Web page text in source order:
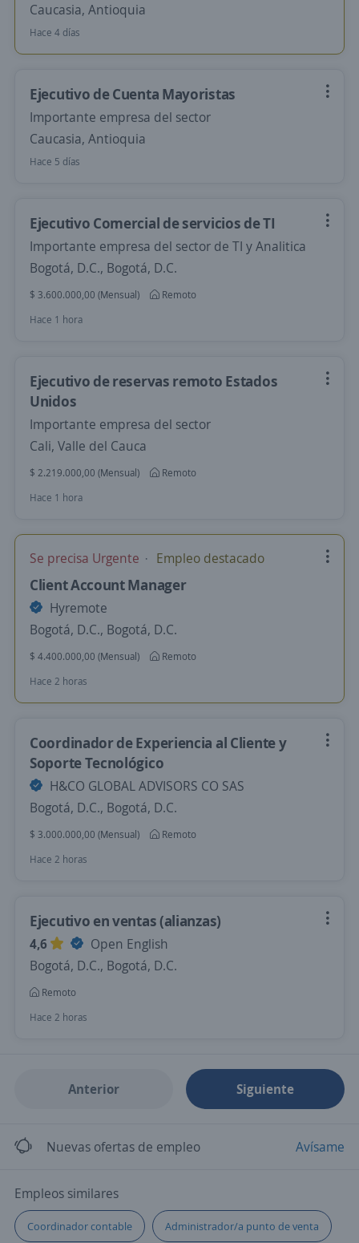
Caucasia, Antioquia
Hace 4 días
Ejecutivo de Cuenta Mayoristas
Importante empresa del sector
Caucasia, Antioquia
Hace 5 días
Ejecutivo Comercial de servicios de TI
Importante empresa del sector de TI y Analitica
Bogotá, D.C., Bogotá, D.C.
$ 3.600.000,00 (Mensual)
Remoto
Hace 1 hora
Ejecutivo de reservas remoto Estados
Unidos
Importante empresa del sector
Cali, Valle del Cauca
$ 2.219.000,00 (Mensual)
Remoto
Hace 1 hora
Se precisa Urgente Empleo destacado
Client Account Manager
Hyremote
Bogotá, D.C., Bogotá, D.C.
$ 4.400.000,00 (Mensual)
Remoto
Hace 2 horas
Coordinador de Experiencia al Cliente y
Soporte Tecnológico
H&CO GLOBAL ADVISORS CO SAS
Bogotá, D.C., Bogotá, D.C.
$ 3.000.000,00 (Mensual)
Remoto
Hace 2 horas
Ejecutivo en ventas (alianzas)
4,6
Open English
Bogotá, D.C., Bogotá, D.C.
Remoto
Hace 2 horas
Anterior Siguiente
Nuevas ofertas de empleo Avísame
Empleos similares
Coordinador contable Administrador/a punto de venta